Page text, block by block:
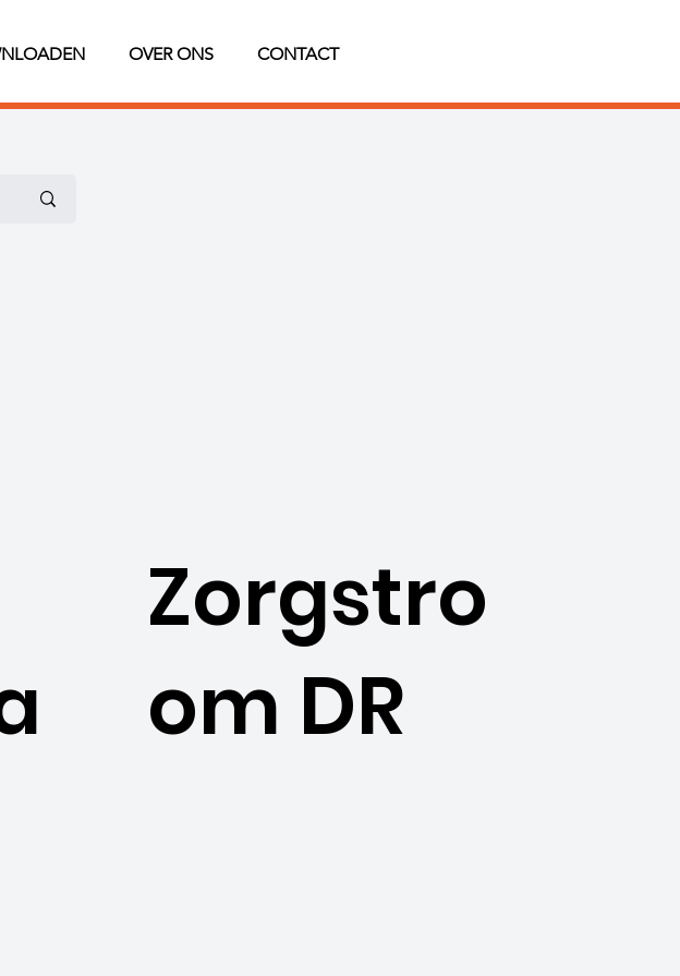
OVER ONS CONTACT
Zorgstro
om DR